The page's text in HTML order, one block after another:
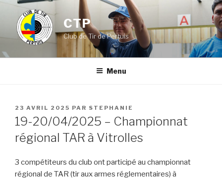
contenu
principal
CTP
Club de Tir de Pertuis
Menu
PUBLIÉ
LE
23 AVRIL 2025 PAR STEPHANIE
19-20/04/2025 – Championnat
régional TAR à Vitrolles
3 compétiteurs du club ont participé au championnat
régional de TAR (tir aux armes réglementaires) à